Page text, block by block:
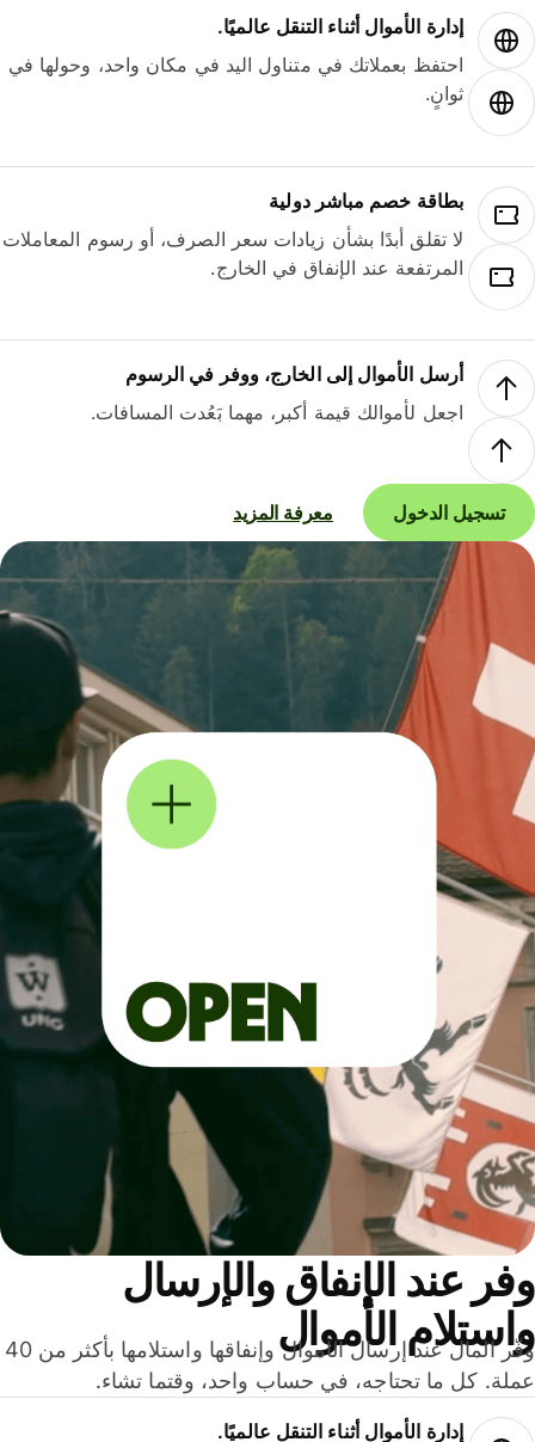
إدارة الأموال أثناء التنقل عالميًا.
احتفظ بعملاتك في متناول اليد في مكان واحد، وحولها في
ثوانٍ.
بطاقة خصم مباشر دولية
لا تقلق أبدًا بشأن زيادات سعر الصرف، أو رسوم المعاملات
المرتفعة عند الإنفاق في الخارج.
أرسل الأموال إلى الخارج، ووفر في الرسوم
اجعل لأموالك قيمة أكبر، مهما بَعُدت المسافات.
تسجيل الدخول معرفة المزيد
عند الإنفاق والإرسال
الأموال
وفّر المال عند إرسال الأموال وإنفاقها واستلامها بأكثر من 40
كل ما تحتاجه، في حساب واحد، وقتما تشاء.
إدارة الأموال أثناء التنقل عالميًا.